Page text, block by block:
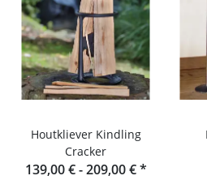
Houtkliever Kindling
Cracker
139,00 € -209,00 €*